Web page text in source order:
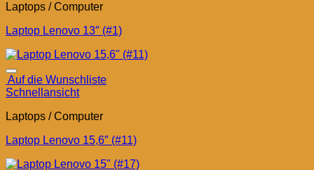
Laptops / Computer
Laptop Lenovo 13″ (#1)
Auf die Wunschliste
Schnellansicht
Laptops / Computer
Laptop Lenovo 15,6″ (#11)